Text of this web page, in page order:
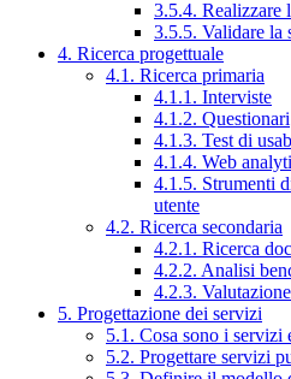
3.5.4. Realizzare
3.5.5. Validare la
4. Ricerca progettuale
4.1. Ricerca primaria
4.1.1. Interviste
4.1.2. Questionari
4.1.3. Test di
4.1.4. Web
4.1.5. Strumenti
utente
4.2. Ricerca secondaria
4.2.1. Ricerca
4.2.2. Analisi
4.2.3.
5. Progettazione dei servizi
5.1. Cosa sono i servizi
5.2. Progettare servizi